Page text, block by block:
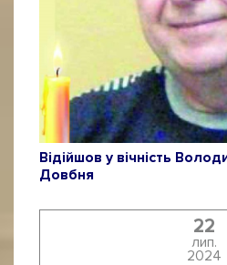
Відійшов у вічність
Довбня
22
лип.
2024